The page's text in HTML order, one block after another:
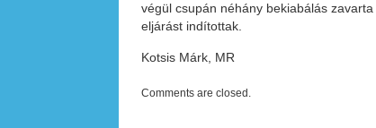
végül csupán néhány bekiabálás
eljárást indítottak.
Kotsis Márk, MR
Comments are closed.